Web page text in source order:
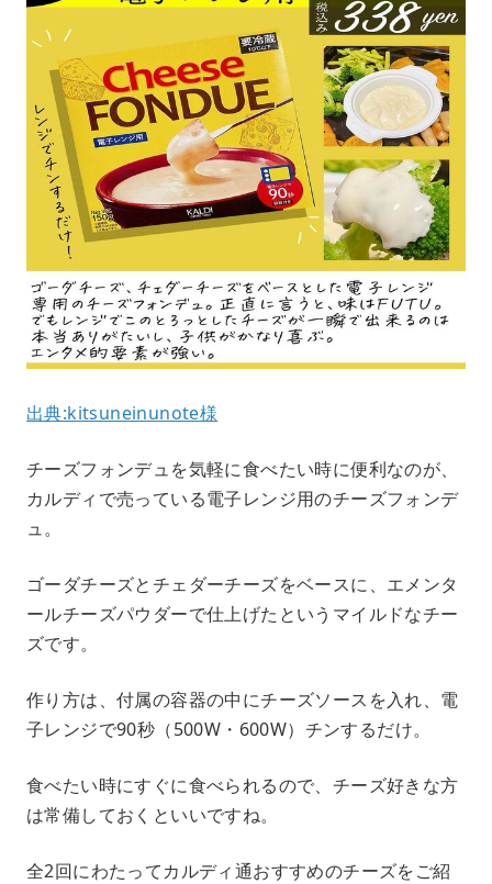
出典:kitsuneinunote様
チーズフォンデュを気軽に食べたい時に便利なのが、
カルディで売っている電子レンジ用のチーズフォンデ
ュ。
ゴーダチーズとチェダーチーズをベースに、エメンタ
ールチーズパウダーで仕上げたというマイルドなチー
ズです。
作り方は、付属の容器の中にチーズソースを入れ、電
子レンジで90秒（500W・600W）チンするだけ。
食べたい時にすぐに食べられるので、チーズ好きな方
は常備しておくといいですね。
全2回にわたってカルディ通おすすめのチーズをご紹